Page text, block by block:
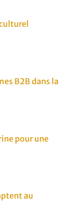
B2B dans la
pour une
au